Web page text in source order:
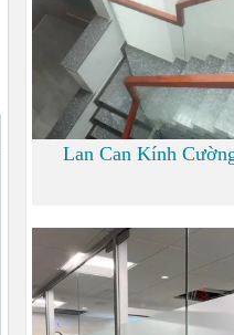
Lan Can Kính